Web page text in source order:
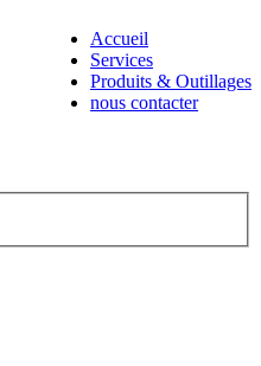
Accueil
Services
Produits & Outillages
nous contacter